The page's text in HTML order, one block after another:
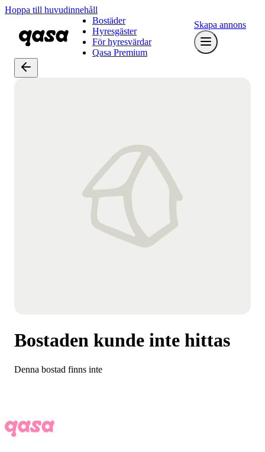
Hoppa till huvudinnehåll
Bostäder
Hyresgäster
För hyresvärdar
Qasa Premium
Skapa annons
Bostaden kunde inte hittas
Denna bostad finns inte